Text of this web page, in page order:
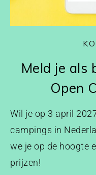
Meld je als
Open
Wil je op 3 april
campings in
we je op de hoogte
prijzen!